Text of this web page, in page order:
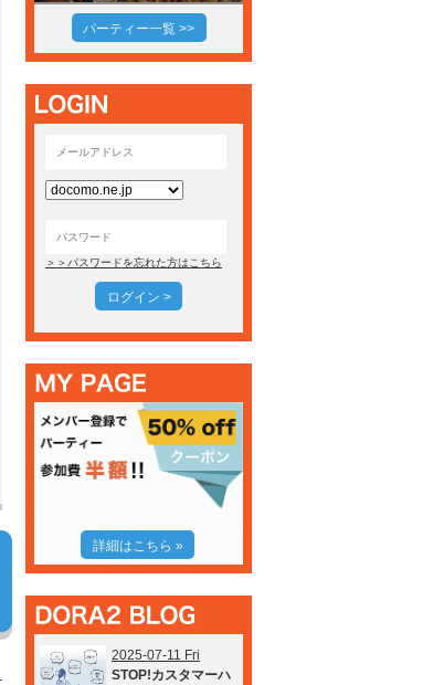
パーティー一覧 >>
＞＞パスワードを忘れた方はこちら
ログイン >
詳細はこちら »
2025-07-11 Fri
STOP!カスタマーハ